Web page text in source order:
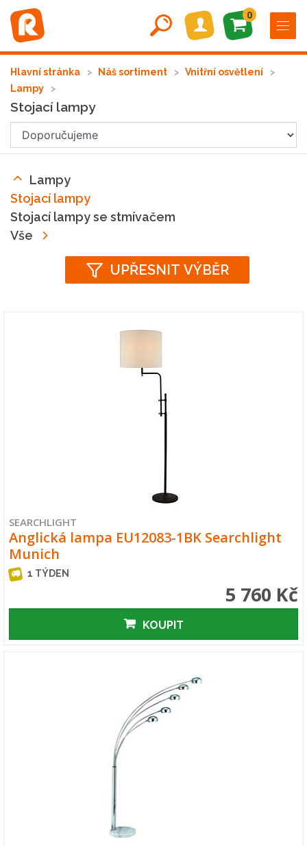
0
Hlavní stránka Náš sortiment
Vnitřní osvětlení
Lampy
Stojací lampy
Lampy
Stojací lampy
Stojací lampy se stmívačem
Vše
UPŘESNIT VÝBĚR
SEARCHLIGHT
Anglická lampa EU12083-1BK Searchlight
Munich
1 TÝDEN
5 760 Kč
KOUPIT